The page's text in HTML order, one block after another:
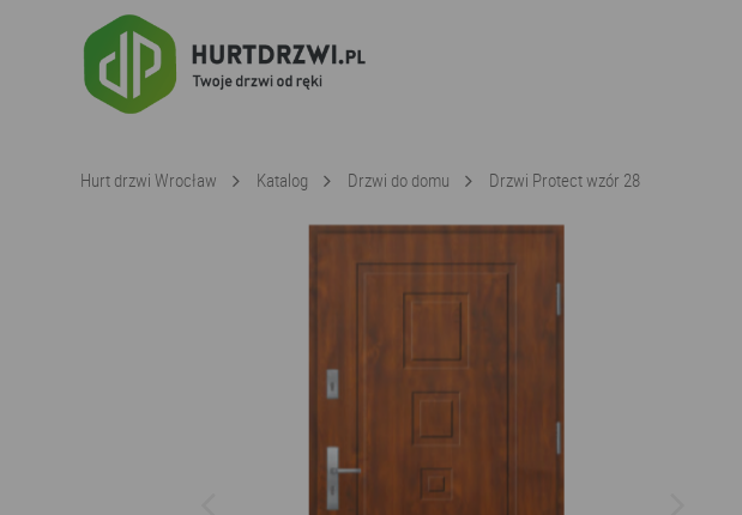
Hurt drzwi Wrocław Katalog Drzwi do domu Drzwi Protect wzór 28